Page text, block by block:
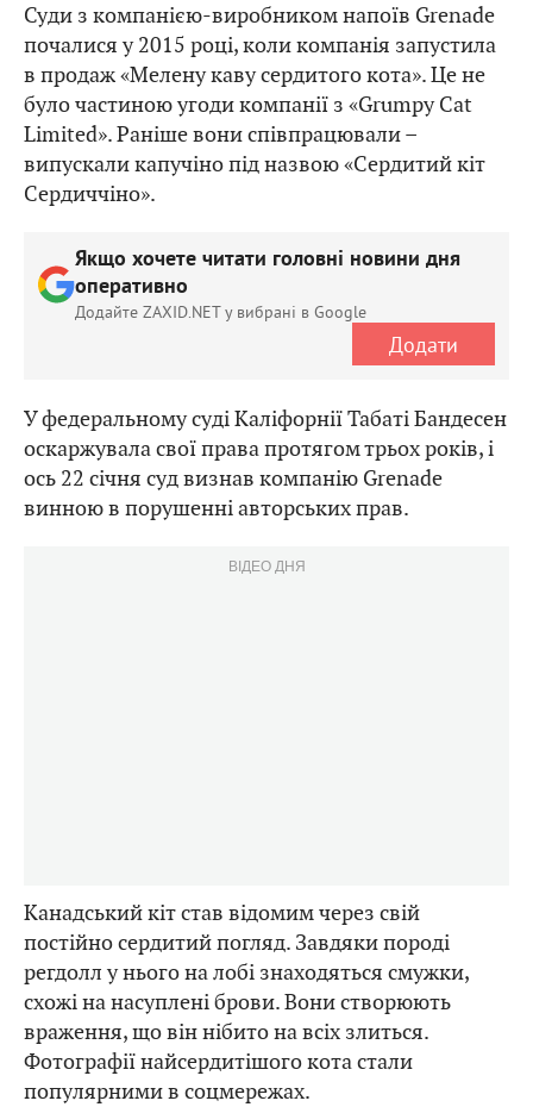
Суди з компанією-виробником напоїв Grenade
почалися у 2015 році, коли компанія запустила
в продаж «Мелену каву сердитого кота». Це не
було частиною угоди компанії з «Grumpy Cat
Limited». Раніше вони співпрацювали –
випускали капучіно під назвою «Сердитий кіт
Сердиччіно».
Якщо хочете читати головні новини дня
оперативно
Додайте ZAXID.NET у вибрані в Google
Додати
У федеральному суді Каліфорнії Табаті Бандесен
оскаржувала свої права протягом трьох років, і
ось 22 січня суд визнав компанію Grenade
винною в порушенні авторських прав.
ВІДЕО ДНЯ
Канадський кіт став відомим через свій
постійно сердитий погляд. Завдяки породі
регдолл у нього на лобі знаходяться смужки,
схожі на насуплені брови. Вони створюють
враження, що він нібито на всіх злиться.
Фотографії найсердитішого кота стали
популярними в соцмережах.